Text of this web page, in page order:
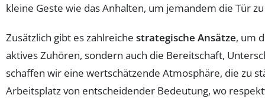
kleine Geste wie das Anhalten, um jemandem die Tür
Zusätzlich gibt es zahlreiche strategische Ansätze, um
aktives Zuhören, sondern auch die Bereitschaft,
schaffen wir eine wertschätzende Atmosphäre, die zu
Arbeitsplatz von entscheidender Bedeutung, wo